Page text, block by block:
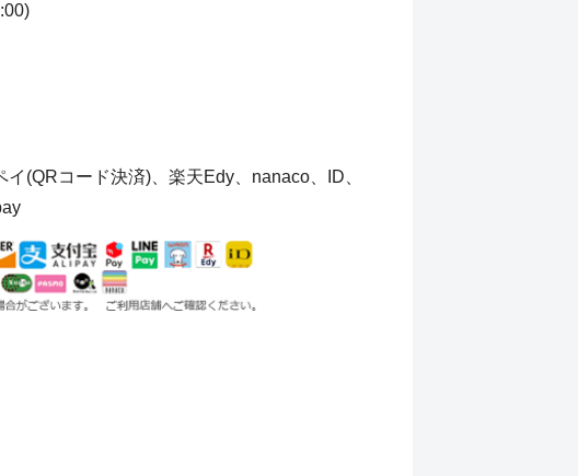
(QRコード決済)、楽天Edy、nanaco、ID、